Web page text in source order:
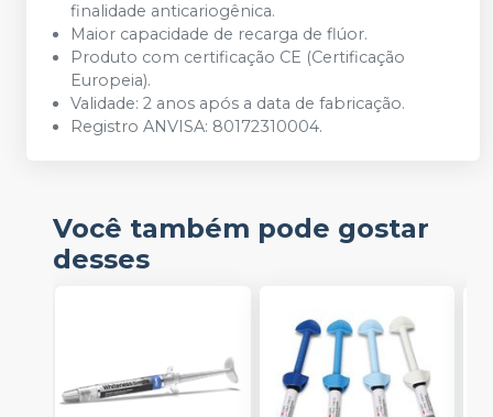
finalidade anticariogênica.
Maior capacidade de recarga de flúor.
Produto com certificação CE (Certificação
Europeia).
Validade: 2 anos após a data de fabricação.
Registro ANVISA: 80172310004.
Você também pode gostar
desses